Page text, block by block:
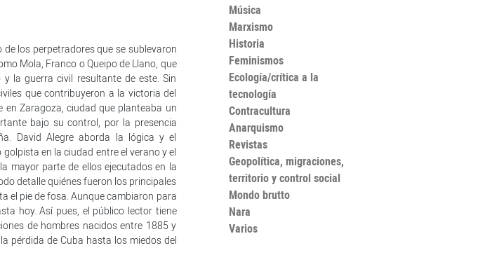
los perpetradores que se sublevaron
Mola, Franco o Queipo de Llano, que
la guerra civil resultante de este. Sin
que contribuyeron a la victoria del
en Zaragoza, ciudad que planteaba un
bajo su control, por la presencia
David Alegre aborda la lógica y el
en la ciudad entre el verano y el
mayor parte de ellos ejecutados en la
detalle quiénes fueron los principales
el pie de fosa. Aunque cambiaron para
hoy. Así pues, el público lector tiene
de hombres nacidos entre 1885 y
pérdida de Cuba hasta los miedos del
Música
Marxismo
Historia
Feminismos
Ecología/crítica a la
tecnología
Contracultura
Anarquismo
Revistas
Geopolítica, migraciones,
territorio y control social
Mondo brutto
Nara
Varios